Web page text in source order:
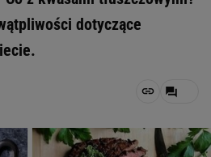
dotyczące